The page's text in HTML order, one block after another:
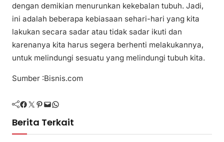
dengan demikian menurunkan kekebalan tubuh. Jadi,
ini adalah beberapa kebiasaan sehari-hari yang kita
lakukan secara sadar atau tidak sadar ikuti dan
karenanya kita harus segera berhenti melakukannya,
untuk melindungi sesuatu yang melindungi tubuh kita.
Sumber :Bisnis.com
Facebook Twitter Pinterest Mail WhatsApp
Berita Terkait